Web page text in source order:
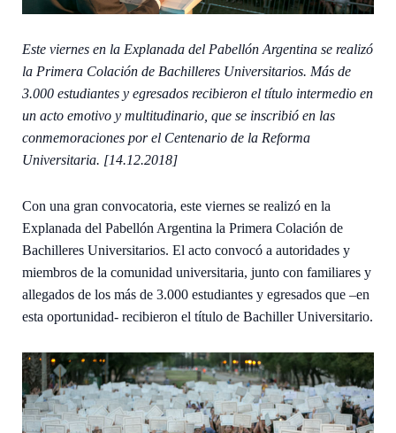
Este viernes en la Explanada del Pabellón Argentina se realizó
la Primera Colación de Bachilleres Universitarios. Más de
3.000 estudiantes y egresados recibieron el título intermedio en
un acto emotivo y multitudinario, que se inscribió en las
conmemoraciones por el Centenario de la Reforma
Universitaria. [14.12.2018]
Con una gran convocatoria, este viernes se realizó en la
Explanada del Pabellón Argentina la Primera Colación de
Bachilleres Universitarios. El acto convocó a autoridades y
miembros de la comunidad universitaria, junto con familiares y
allegados de los más de 3.000 estudiantes y egresados que –en
esta oportunidad- recibieron el título de Bachiller Universitario.